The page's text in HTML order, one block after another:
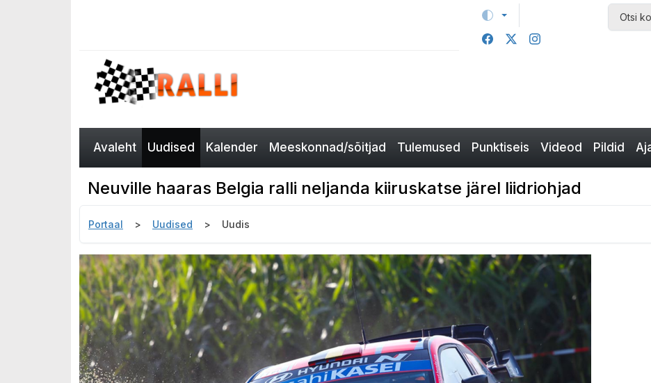
Avaleht Uudised Kalender Meeskonnad/sõitjad Tulemused Punktiseis Videod Pildid
Neuville haaras Belgia ralli neljanda kiiruskatse järel liidriohjad
Portaal Uudised Uudis